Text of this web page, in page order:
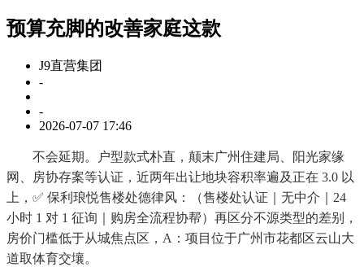
预算充脚的改善家庭这款
J9直营集团
-
-
2026-07-07 17:46
不会延期。户型款式朴直，颠末广州住建局、阳光家缘
网、房协存案等认证，近两年出让地块容积率遍及正在 3.0 以
上，✅ 保利琅悦售楼处德律风：（售楼处认证｜无中介｜24
小时 1 对 1 征询｜购房全流程协帮）再区分不源类型的差别，
房价门槛低于从城焦点区，A：项目位于广州市花都区云山大
道取体育交壤。